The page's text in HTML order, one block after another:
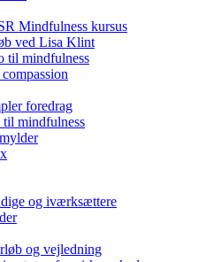
Mindfulness kursus
ved Lisa Klint
til mindfulness
foredrag
mindfulness
og iværksættere
og vejledning